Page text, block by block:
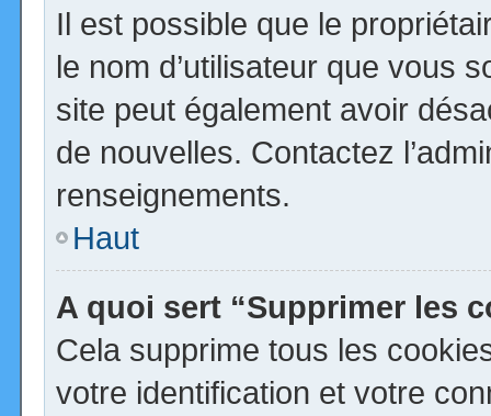
Il est possible que le
le nom d’utilisateur que vous
site peut également avoir
de nouvelles. Contactez
renseignements.
Haut
A quoi sert “Supprimer les
Cela supprime tous les
votre identification et votre